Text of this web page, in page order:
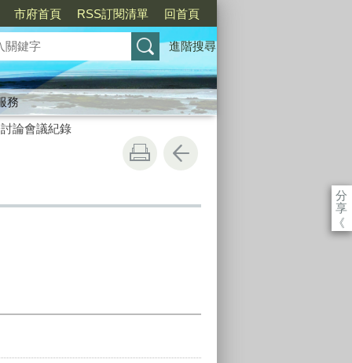
市府首頁 RSS訂閱清單 回首頁
進階搜尋
務
論會議紀錄
分
享
《